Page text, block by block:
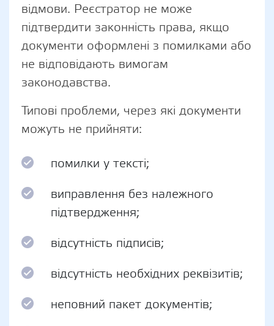
відмови. Реєстратор не може
підтвердити законність права, якщо
документи оформлені з помилками або
не відповідають вимогам
законодавства.
Типові проблеми, через які документи
можуть не прийняти:
помилки у тексті;
виправлення без належного
підтвердження;
відсутність підписів;
відсутність необхідних реквізитів;
неповний пакет документів;